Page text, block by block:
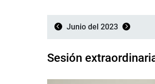
Junio del 2023
Sesión